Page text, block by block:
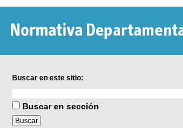
Buscar en este sitio:
en
sitio:
Buscar en sección